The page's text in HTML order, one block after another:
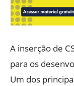
A inserção de
para os
Um dos